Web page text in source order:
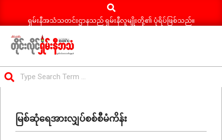
Search
ရှမ်းနီအသံသတင်းဌာနသည် ရှမ်းနီလူမျိုးတို့၏ ပုံရိပ်ဖြစ်သည်။
ရှမ်း
နီ
သတင်း
Menuမြစ်ဆုံရေအားလျှပ်စစ်စီမံကိန်း